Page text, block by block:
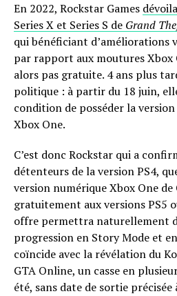
En 2022, Rockstar Games
Series X et Series S de Grand
qui bénéficiant d’améliorations
par rapport aux moutures Xbox
alors pas gratuite. 4 ans plus
politique : à partir du 18 juin,
condition de posséder la
Xbox One.
C’est donc Rockstar qui a
détenteurs de la version PS4,
version numérique Xbox One
gratuitement aux versions PS5
offre permettra naturellement
progression en Story Mode et
coïncide avec la révélation du
GTA Online, un casse en
été, sans date de sortie précisée